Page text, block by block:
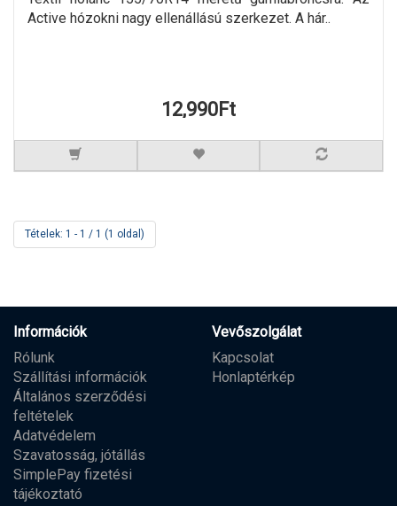
Active hózokni nagy ellenállású szerkezet. A hár..
12,990Ft
Tételek: 1 - 1 / 1 (1 oldal)
Információk
Rólunk
Szállítási információk
Általános szerződési
feltételek
Adatvédelem
Szavatosság, jótállás
SimplePay fizetési
tájékoztató
Vevőszolgálat
Kapcsolat
Honlaptérkép